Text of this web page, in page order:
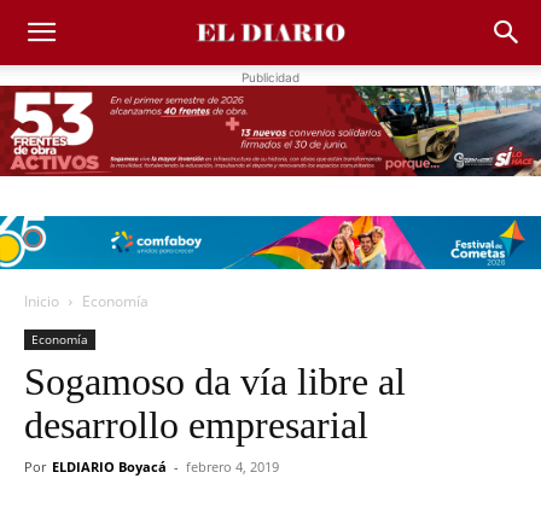
Publicidad
Inicio Economía
Economía
Sogamoso da vía libre al
desarrollo empresarial
Por ELDIARIO Boyacá - febrero 4, 2019